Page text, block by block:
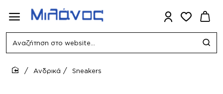
Αναζήτηση
website...
Ανδρικά Sneakers